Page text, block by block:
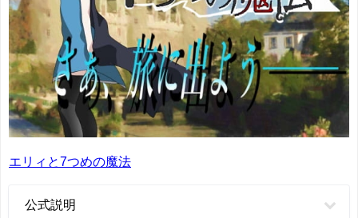
エリィと7つめの魔法
公式説明